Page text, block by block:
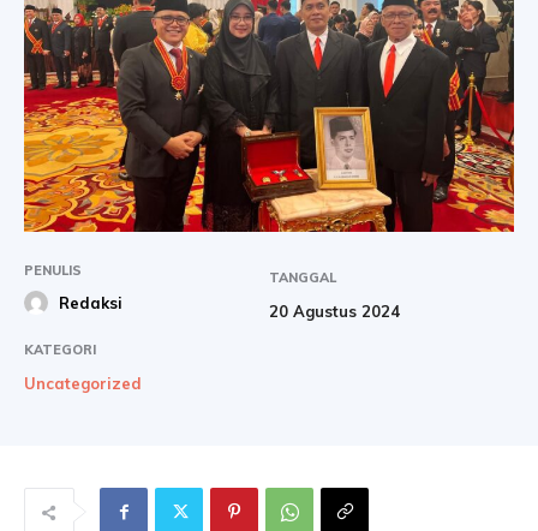
PENULIS
Redaksi
TANGGAL
20 Agustus 2024
KATEGORI
Uncategorized